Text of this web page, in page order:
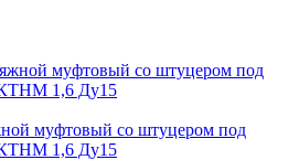
муфтовый со штуцером под
КТНМ 1,6 Ду15